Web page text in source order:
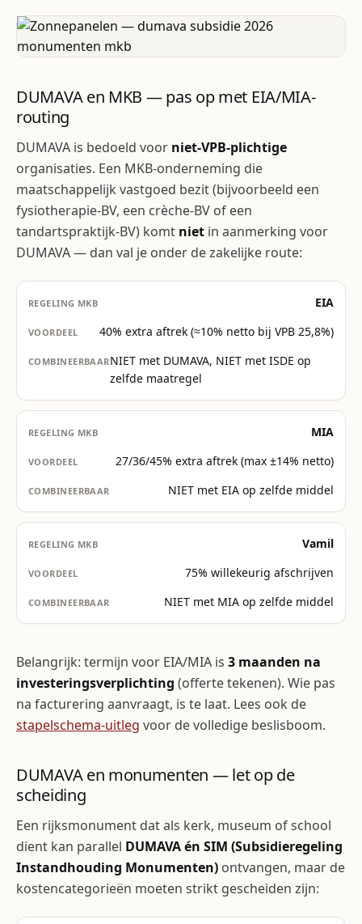
DUMAVA en MKB — pas op met EIA/MIA-
routing
DUMAVA is bedoeld voor niet-VPB-plichtige
organisaties. Een MKB-onderneming die
maatschappelijk vastgoed bezit (bijvoorbeeld een
fysiotherapie-BV, een crèche-BV of een
tandartspraktijk-BV) komt niet in aanmerking voor
DUMAVA — dan val je onder de zakelijke route:
EIA
40% extra aftrek (≈10% netto bij VPB 25,8%)
NIET met DUMAVA, NIET met ISDE op
zelfde maatregel
MIA
27/36/45% extra aftrek (max ±14% netto)
NIET met EIA op zelfde middel
Vamil
75% willekeurig afschrijven
NIET met MIA op zelfde middel
Belangrijk: termijn voor EIA/MIA is 3 maanden na
investerings­verplichting (offerte tekenen). Wie pas
na facturering aanvraagt, is te laat. Lees ook de
stapelschema-uitleg voor de volledige beslisboom.
DUMAVA en monumenten — let op de
scheiding
Een rijksmonument dat als kerk, museum of school
dient kan parallel DUMAVA én SIM (Subsidieregeling
Instandhouding Monumenten) ontvangen, maar de
kosten­categorieën moeten strikt gescheiden zijn: